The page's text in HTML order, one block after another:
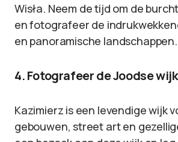
Wisła. Neem de tijd om de
en fotografeer de
en panoramische landschappen.
4. Fotografeer de Joodse
Kazimierz is een levendige wijk
gebouwen, street art en